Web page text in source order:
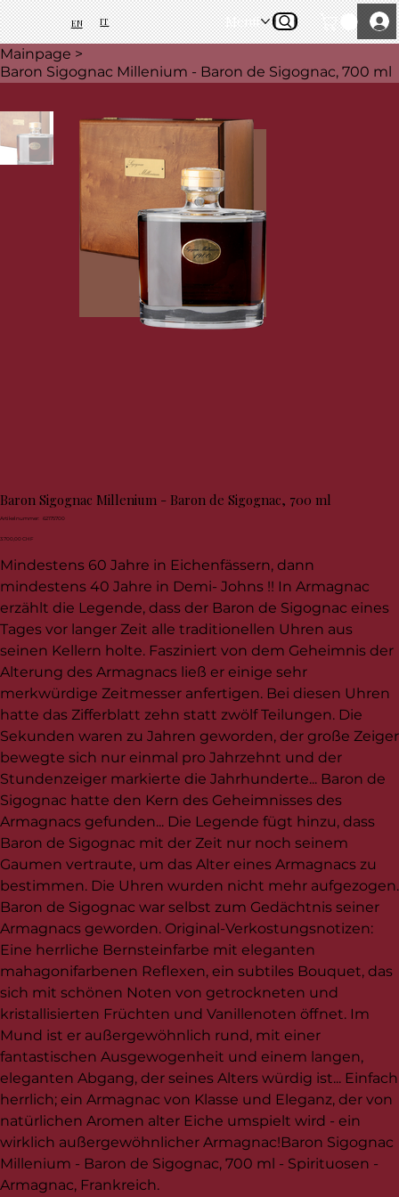
EN IT Menü
Mainpage >
Baron Sigognac Millenium - Baron de Sigognac, 700 ml
Baron Sigognac Millenium - Baron de Sigognac, 700 ml
Artikelnummer:
Artikelnummer:
62175700
Preis
3.700,00 CHF
Mindestens 60 Jahre in Eichenfässern, dann
mindestens 40 Jahre in Demi- Johns !! In Armagnac
erzählt die Legende, dass der Baron de Sigognac eines
Tages vor langer Zeit alle traditionellen Uhren aus
seinen Kellern holte. Fasziniert von dem Geheimnis der
Alterung des Armagnacs ließ er einige sehr
merkwürdige Zeitmesser anfertigen. Bei diesen Uhren
hatte das Zifferblatt zehn statt zwölf Teilungen. Die
Sekunden waren zu Jahren geworden, der große Zeiger
bewegte sich nur einmal pro Jahrzehnt und der
Stundenzeiger markierte die Jahrhunderte... Baron de
Sigognac hatte den Kern des Geheimnisses des
Armagnacs gefunden... Die Legende fügt hinzu, dass
Baron de Sigognac mit der Zeit nur noch seinem
Gaumen vertraute, um das Alter eines Armagnacs zu
bestimmen. Die Uhren wurden nicht mehr aufgezogen.
Baron de Sigognac war selbst zum Gedächtnis seiner
Armagnacs geworden. Original-Verkostungsnotizen:
Eine herrliche Bernsteinfarbe mit eleganten
mahagonifarbenen Reflexen, ein subtiles Bouquet, das
sich mit schönen Noten von getrockneten und
kristallisierten Früchten und Vanillenoten öffnet. Im
Mund ist er außergewöhnlich rund, mit einer
fantastischen Ausgewogenheit und einem langen,
eleganten Abgang, der seines Alters würdig ist... Einfach
herrlich; ein Armagnac von Klasse und Eleganz, der von
natürlichen Aromen alter Eiche umspielt wird - ein
wirklich außergewöhnlicher Armagnac!Baron Sigognac
Millenium - Baron de Sigognac, 700 ml - Spirituosen -
Armagnac, Frankreich.